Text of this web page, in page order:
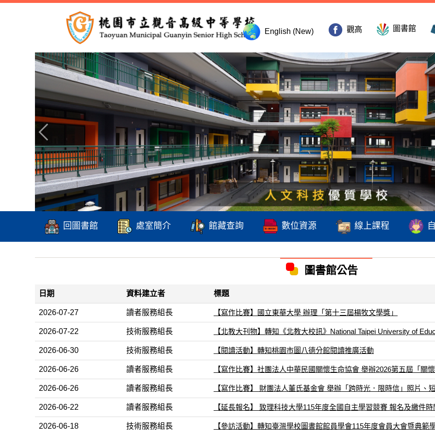
English (New) 觀高 圖書館
回圖書館 處室簡介 館藏查詢 數位資源 線上課程
圖書館公告
日期 資料建立者 標題
2026-07-27 讀者服務組長 【寫作比賽】國立東華大學 辦理「第十三屆楊牧文學獎」
2026-07-22 技術服務組長 【北教大刊物】轉知《北教大校訊》National Taipei University of
2026-06-30 技術服務組長 【閱讀活動】轉知桃園市圖八德分館閱讀推廣活動
2026-06-26 讀者服務組長 【寫作比賽】社團法人中華民國關懷生命協會 舉辦2026第五屆「關
2026-06-26 讀者服務組長 【寫作比賽】 財團法人董氏基金會 舉辦「跨時光．限時信」照片、
2026-06-22 讀者服務組長 【延長報名】 致理科技大學115年度全國自主學習競賽 報名及繳件
2026-06-18 技術服務組長 【參訪活動】轉知臺灣學校圖書館館員學會115年度會員大會暨典範